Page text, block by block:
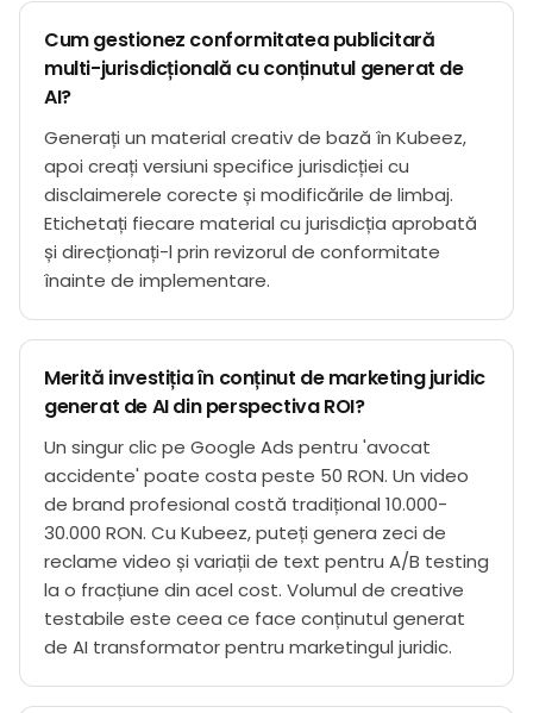
Cum gestionez conformitatea publicitară
multi-jurisdicțională cu conținutul generat de
AI?
Generați un material creativ de bază în Kubeez,
apoi creați versiuni specifice jurisdicției cu
disclaimerele corecte și modificările de limbaj.
Etichetați fiecare material cu jurisdicția aprobată
și direcționați-l prin revizorul de conformitate
înainte de implementare.
Merită investiția în conținut de marketing juridic
generat de AI din perspectiva ROI?
Un singur clic pe Google Ads pentru 'avocat
accidente' poate costa peste 50 RON. Un video
de brand profesional costă tradițional 10.000-
30.000 RON. Cu Kubeez, puteți genera zeci de
reclame video și variații de text pentru A/B testing
la o fracțiune din acel cost. Volumul de creative
testabile este ceea ce face conținutul generat
de AI transformator pentru marketingul juridic.